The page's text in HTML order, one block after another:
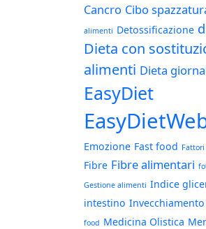
Cancro Cibo
alimenti Detossificazione
Dieta con
alimenti Dieta
EasyDiet
Emozione Fast food
Fibre Fibre alimentari
Gestione alimenti Indice
intestino Invecchiamento
food Medicina Olistica